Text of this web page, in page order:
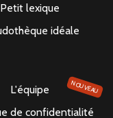
Petit lexique
idéale
L'équipe NOUVEAU
de confidentialité